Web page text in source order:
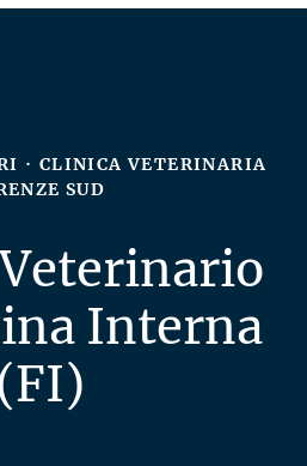
· CLINICA VETERINARIA
SUD
Interna